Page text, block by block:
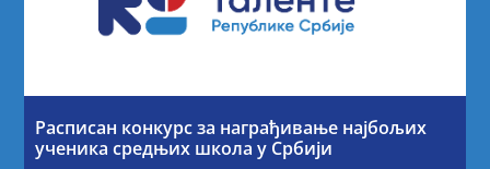
Расписан конкурс за награђивање најбољих
ученика средњих школа у Србији